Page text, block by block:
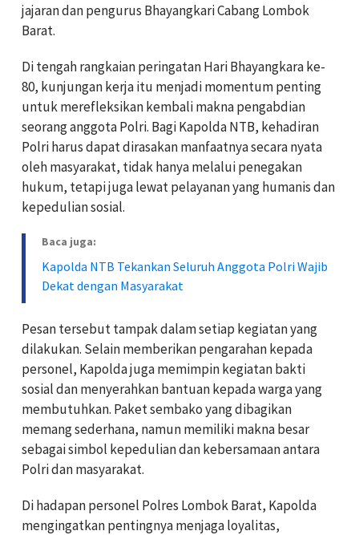
jajaran dan pengurus Bhayangkari Cabang Lombok
Barat.
Di tengah rangkaian peringatan Hari Bhayangkara ke-
80, kunjungan kerja itu menjadi momentum penting
untuk merefleksikan kembali makna pengabdian
seorang anggota Polri. Bagi Kapolda NTB, kehadiran
Polri harus dapat dirasakan manfaatnya secara nyata
oleh masyarakat, tidak hanya melalui penegakan
hukum, tetapi juga lewat pelayanan yang humanis dan
kepedulian sosial.
Baca juga:
Kapolda NTB Tekankan Seluruh Anggota Polri Wajib
Dekat dengan Masyarakat
Pesan tersebut tampak dalam setiap kegiatan yang
dilakukan. Selain memberikan pengarahan kepada
personel, Kapolda juga memimpin kegiatan bakti
sosial dan menyerahkan bantuan kepada warga yang
membutuhkan. Paket sembako yang dibagikan
memang sederhana, namun memiliki makna besar
sebagai simbol kepedulian dan kebersamaan antara
Polri dan masyarakat.
Di hadapan personel Polres Lombok Barat, Kapolda
mengingatkan pentingnya menjaga loyalitas,